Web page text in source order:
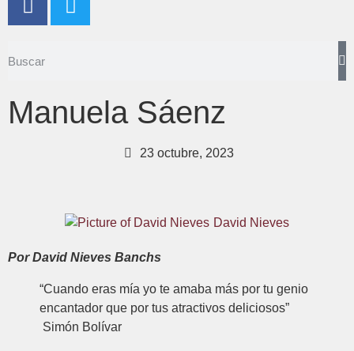
Manuela Sáenz
23 octubre, 2023
David Nieves
Por David Nieves Banchs
“Cuando eras mía yo te amaba más por tu genio
encantador que por tus atractivos deliciosos”
Simón Bolívar